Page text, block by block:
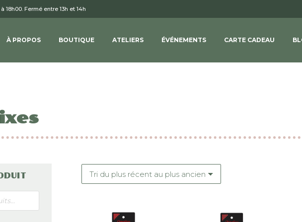
18h00. Fermé entre 13h et 14h
À PROPOS BOUTIQUE ATELIERS ÉVÉNEMENTS CARTE CADEAU